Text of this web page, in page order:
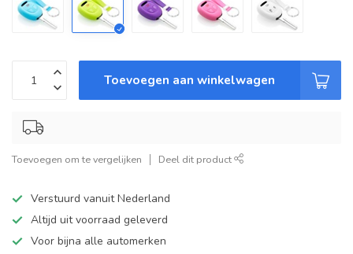
Toevoegen aan winkelwagen
Toevoegen om te vergelijken Deel dit product
Verstuurd vanuit Nederland
Altijd uit voorraad geleverd
Voor bijna alle automerken